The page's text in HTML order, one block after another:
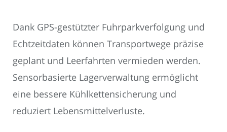
Dank GPS-gestützter Fuhrparkverfolgung und
Echtzeitdaten können Transportwege präzise
geplant und Leerfahrten vermieden werden.
Sensorbasierte Lagerverwaltung ermöglicht
eine bessere Kühlkettensicherung und
reduziert Lebensmittelverluste.